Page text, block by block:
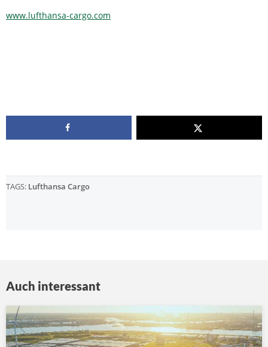
www.lufthansa-cargo.com
TAGS: Lufthansa Cargo
Auch interessant